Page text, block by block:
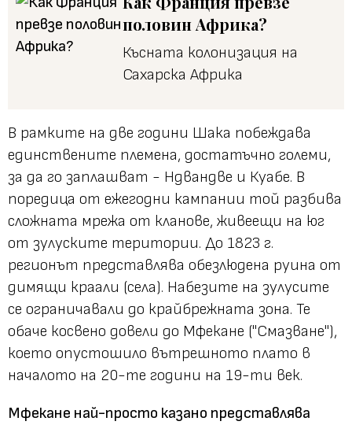
половин Африка?
Късната колонизация на
Сахарска Африка
В рамките на две години Шака побеждава
единствените племена, достатъчно големи,
за да го заплашват - Ндвандве и Куабе. В
поредица от ежегодни кампании той разбива
сложната мрежа от кланове, живеещи на юг
от зулуските територии. До 1823 г.
регионът представлява обезлюдена руина от
димящи краали (села). Набезите на зулусите
се ограничавали до крайбрежната зона. Те
обаче косвено довели до Мфекане ("Смазване"),
което опустошило вътрешното плато в
началото на 20-те години на 19-ти век.
Мфекане най-просто казано представлява